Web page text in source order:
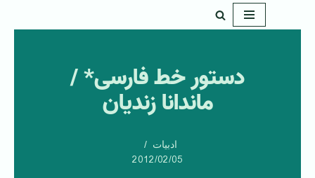
دستور خط فارسی* /
ماندانا زندیان
ادبیات
2012/02/05